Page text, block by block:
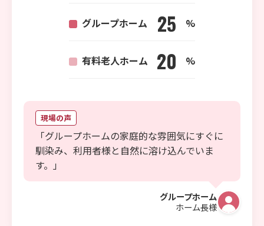
グループホーム 25 %
有料老人ホーム 20 %
現場の声
「グループホームの家庭的な雰囲気にすぐに
馴染み、利用者様と自然に溶け込んでいま
す。」
グループホーム
ホーム長様